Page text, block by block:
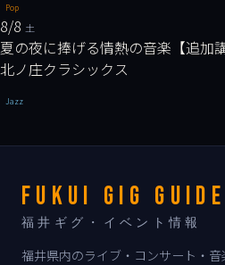
Pop
8/8 土
夏の夜に捧げる情熱の音楽【追加講
北ノ庄クラシックス
Jazz
FUKUI GIG GUIDE
福井ギグ・イベント情報
福井県内のライブ・コンサート・